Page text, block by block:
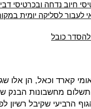
חיוב נדחה ובכרטיסי
לסליקה יומית
כובל
קארד וכאל, הן אלו
מחשבונות הבנק
הרביעי שקיבל רשיון